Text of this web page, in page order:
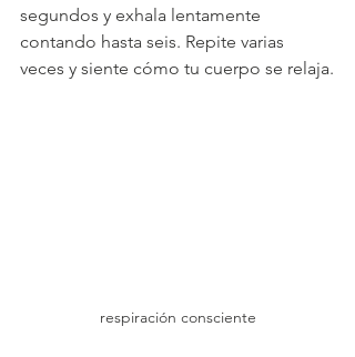
segundos y exhala lentamente
contando hasta seis. Repite varias
veces y siente cómo tu cuerpo se relaja.
respiración consciente